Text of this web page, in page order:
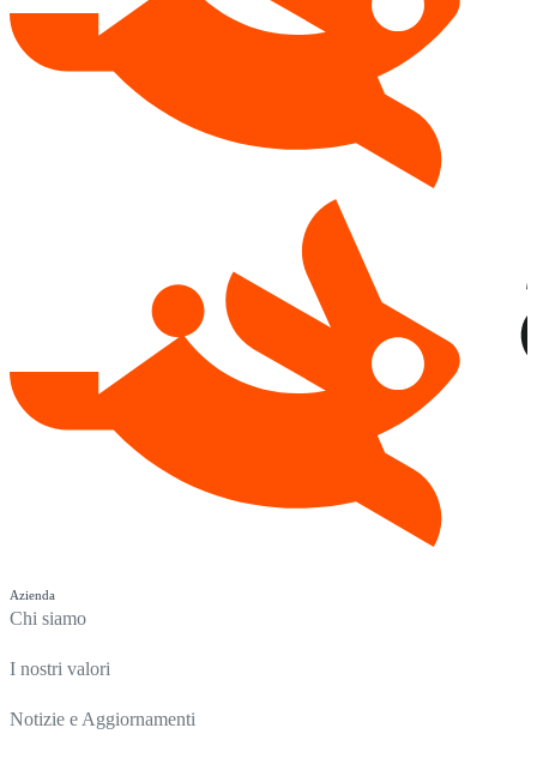
Azienda
Chi siamo
I nostri valori
Notizie e Aggiornamenti